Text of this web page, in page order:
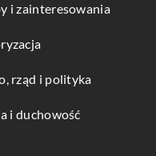
i zainteresowania
rząd i polityka
i duchowość